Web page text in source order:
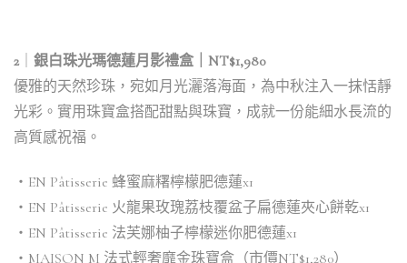
2｜ 銀白珠光瑪德蓮月影禮盒｜NT$1,980
優雅的天然珍珠，宛如月光灑落海面，為中秋注入一抹恬靜
光彩。實用珠寶盒搭配甜點與珠寶，成就一份能細水長流的
高質感祝福。
・EN Pâtisserie 蜂蜜麻糬檸檬肥德蓮x1
・EN Pâtisserie 火龍果玫瑰荔枝覆盆子扁德蓮夾心餅乾x1
・EN Pâtisserie 法芙娜柚子檸檬迷你肥德蓮x1
・MAISON M 法式輕奢靡金珠寶盒（市價NT$1,280）